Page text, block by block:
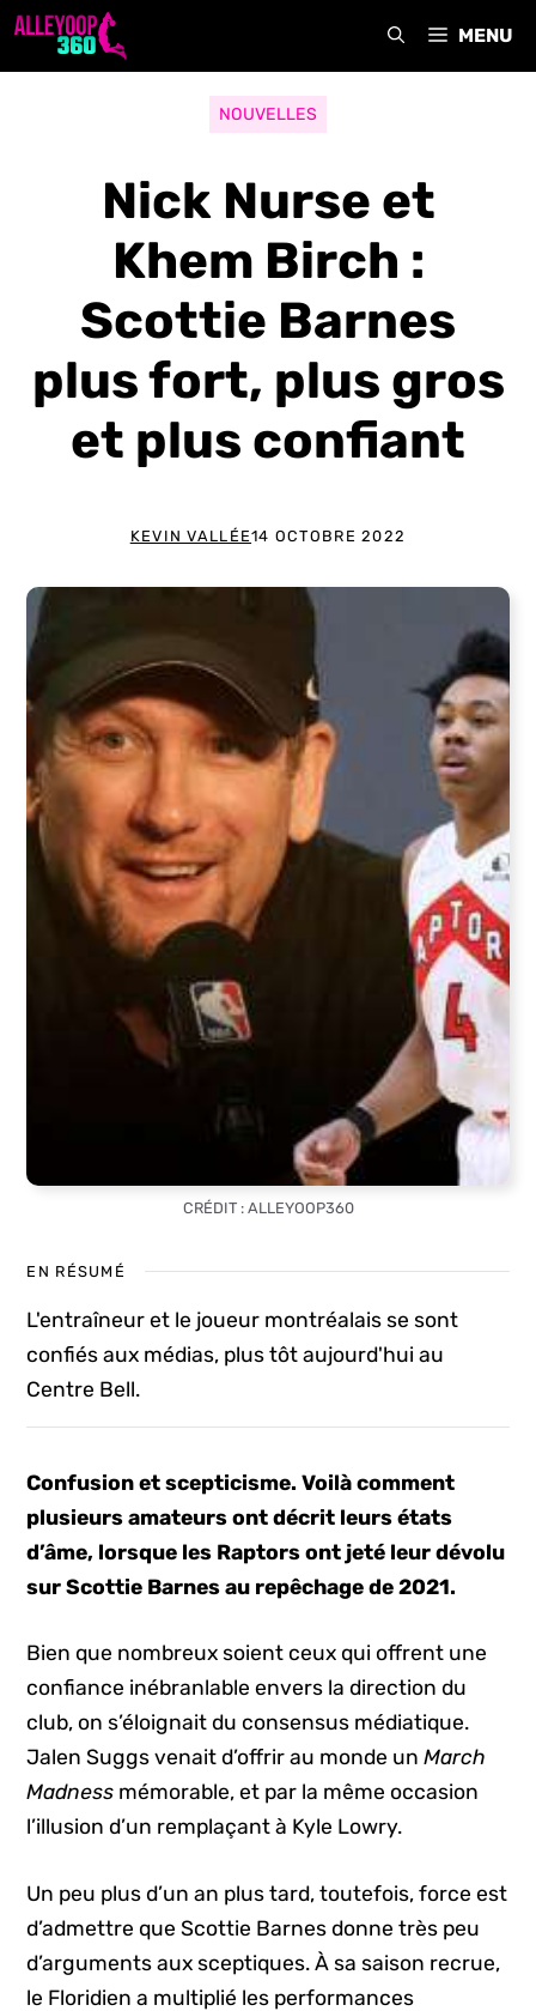
Aller
MENU
NOUVELLES
Nick Nurse et
Khem Birch :
Scottie Barnes
plus fort, plus gros
et plus confiant
KEVIN VALLÉE14 OCTOBRE 2022
CRÉDIT : ALLEYOOP360
EN RÉSUMÉ
L'entraîneur et le joueur montréalais se sont
confiés aux médias, plus tôt aujourd'hui au
Centre Bell.
Confusion et scepticisme. Voilà comment
plusieurs amateurs ont décrit leurs états
d’âme, lorsque les Raptors ont jeté leur dévolu
sur Scottie Barnes au repêchage de 2021.
Bien que nombreux soient ceux qui offrent une
confiance inébranlable envers la direction du
club, on s’éloignait du consensus médiatique.
Jalen Suggs venait d’offrir au monde unMarch
Madness mémorable, et par la même occasion
l’illusion d’un remplaçant à Kyle Lowry.
Un peu plus d’un an plus tard, toutefois, force est
d’admettre que Scottie Barnes donne très peu
d’arguments aux sceptiques. À sa saison recrue,
le Floridien a multiplié les performances